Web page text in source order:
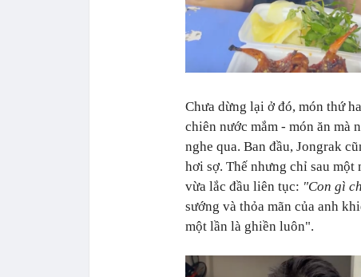
Chưa dừng lại ở đó, món thứ
chiên nước mắm - món ăn mà
nghe qua. Ban đầu, Jongrak
hơi sợ. Thế nhưng chỉ sau
vừa lắc đầu liên tục: "Con gì
sướng và thỏa mãn của anh
một lần là ghiền luôn".